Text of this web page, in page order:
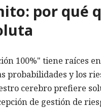
por qué
100%" tiene raíces
probabilidades y los
cerebro prefiere
de gestión de